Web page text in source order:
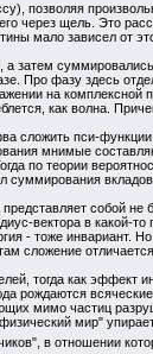
позволяя
через щель. Это
мало зависел от
а затем
Про фазу здесь
на комплексной
как волна.
сложить пси-
мнимые
по теории
собой не
вектора в какой-
- тоже инвариант.
сложение
тогда как эффект
рождаются
мимо частиц
мир" упирает
в отношении